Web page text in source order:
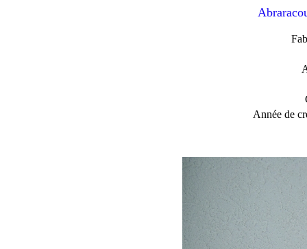
Année de